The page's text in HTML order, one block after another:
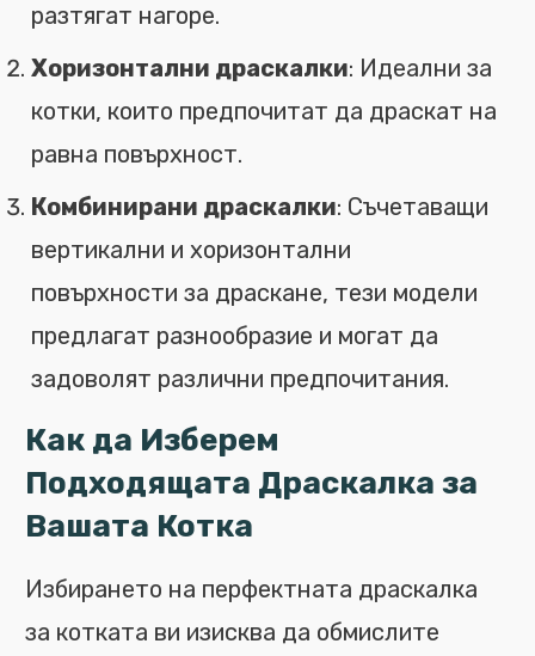
разтягат нагоре.
Хоризонтални драскалки: Идеални за
котки, които предпочитат да драскат на
равна повърхност.
Комбинирани драскалки: Съчетаващи
вертикални и хоризонтални
повърхности за драскане, тези модели
предлагат разнообразие и могат да
задоволят различни предпочитания.
Как да Изберем
Подходящата Драскалка за
Вашата Котка
Избирането на перфектната драскалка
за котката ви изисква да обмислите